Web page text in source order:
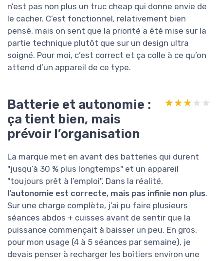
n’est pas non plus un truc cheap qui donne envie de
le cacher. C’est fonctionnel, relativement bien
pensé, mais on sent que la priorité a été mise sur la
partie technique plutôt que sur un design ultra
soigné. Pour moi, c’est correct et ça colle à ce qu’on
attend d’un appareil de ce type.
Batterie et autonomie :
ça tient bien, mais
prévoir l’organisation
★★★★★
★★★★★
La marque met en avant des batteries qui durent
"jusqu’à 30 % plus longtemps" et un appareil
"toujours prêt à l’emploi". Dans la réalité,
l’autonomie est correcte, mais pas infinie non plus.
Sur une charge complète, j’ai pu faire plusieurs
séances abdos + cuisses avant de sentir que la
puissance commençait à baisser un peu. En gros,
pour mon usage (4 à 5 séances par semaine), je
devais penser à recharger les boîtiers environ une